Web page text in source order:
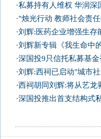
·私募持有人维权 华润深
·"烛光行动 教师社会责
·刘辉:医药企业增强生存
·刘辉新专辑《我生命中
·深国投9只信托私募基金
·刘辉:西祠已启动"城市
·西祠胡同刘辉:将从艺龙
·深国投推出首支结构式